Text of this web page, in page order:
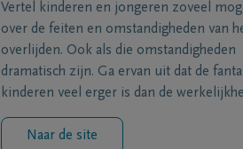
Vertel kinderen en jongeren zoveel
over de feiten en omstandigheden van
overlijden. Ook als die omstandigheden
dramatisch zijn. Ga ervan uit dat de
kinderen veel erger is dan de
Naar de site